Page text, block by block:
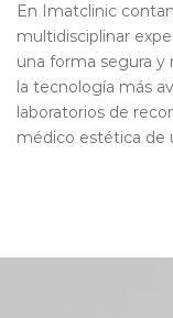
En Imatclinic
multidisciplinar
una forma segura y
la tecnología más
laboratorios de
médico estética de